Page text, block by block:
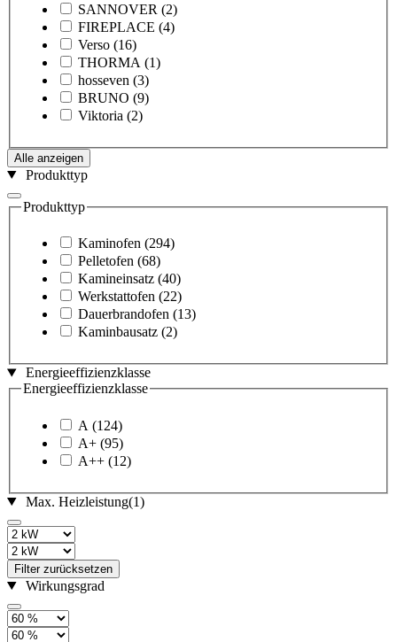
SANNOVER (2)
FIREPLACE (4)
Verso (16)
THORMA (1)
hosseven (3)
BRUNO (9)
Viktoria (2)
Alle anzeigen
Produkttyp
Produkttyp
Kaminofen (294)
Pelletofen (68)
Kamineinsatz (40)
Werkstattofen (22)
Dauerbrandofen (13)
Kaminbausatz (2)
Energieeffizienzklasse
Energieeffizienzklasse
A (124)
A+ (95)
A++ (12)
Max. Heizleistung(1)
Filter zurücksetzen
Wirkungsgrad